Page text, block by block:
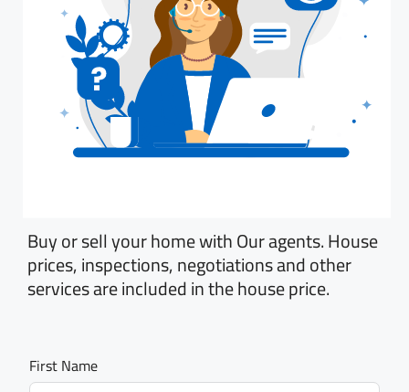
Buy or sell your home with Our agents. House
prices, inspections, negotiations and other
services are included in the house price.
First Name